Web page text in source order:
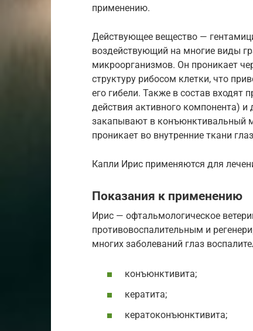
применению.
Действующее вещество —
воздействующий на многие виды
микроорганизмов. Он проникает
структуру рибосом клетки, что
его гибели. Также в состав входят
действия активного компонента)
закапывают в конъюнктивальный
проникает во внутренние ткани
Капли Ирис применяются для
Показания к применению
Ирис — офтальмологическое
противовоспалительным и
многих заболеваний глаз
конъюнктивита;
кератита;
кератоконъюнктивита;